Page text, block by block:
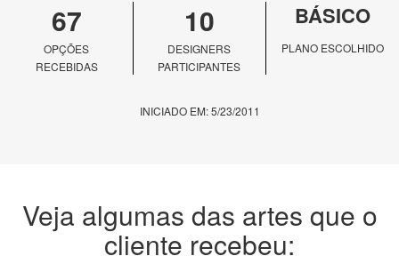
67
OPÇÕES
RECEBIDAS
10
DESIGNERS
PARTICIPANTES
BÁSICO
PLANO ESCOLHIDO
INICIADO EM: 5/23/2011
Veja algumas das artes que o
cliente recebeu: